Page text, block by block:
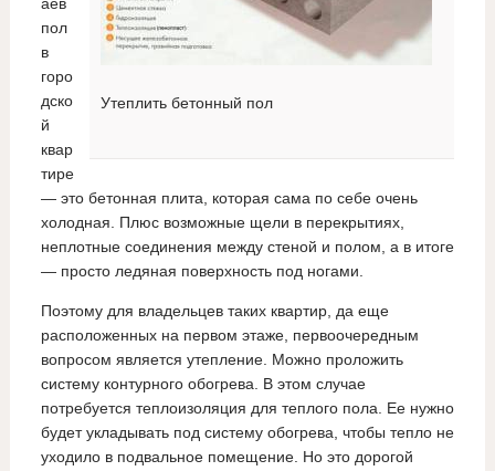
Утеплить бетонный пол
аев
пол
в
горо
дско
й
квар
тире
— это бетонная плита, которая сама по себе очень
холодная. Плюс возможные щели в перекрытиях,
неплотные соединения между стеной и полом, а в итоге
— просто ледяная поверхность под ногами.
Поэтому для владельцев таких квартир, да еще
расположенных на первом этаже, первоочередным
вопросом является утепление. Можно проложить
систему контурного обогрева. В этом случае
потребуется теплоизоляция для теплого пола. Ее нужно
будет укладывать под систему обогрева, чтобы тепло не
уходило в подвальное помещение. Но это дорогой